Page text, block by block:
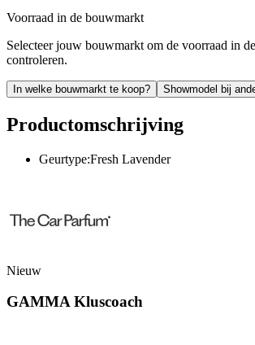
Voorraad in de bouwmarkt
Selecteer jouw bouwmarkt om de voorraad in
controleren.
In welke bouwmarkt te koop? Showmodel bij
Productomschrijving
Geurtype:Fresh Lavender
Nieuw
GAMMA Kluscoach